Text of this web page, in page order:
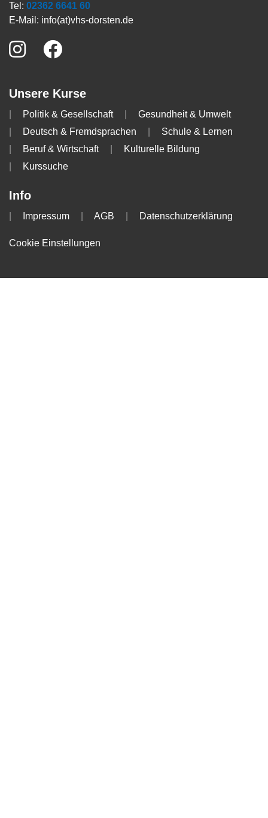
Tel: 02362 6641 60
E-Mail: info(at)vhs-dorsten.de
Unsere Kurse
Politik & Gesellschaft
Gesundheit & Umwelt
Deutsch & Fremdsprachen
Schule & Lernen
Beruf & Wirtschaft
Kulturelle Bildung
Kurssuche
Info
Impressum AGB Datenschutzerklärung
Cookie Einstellungen